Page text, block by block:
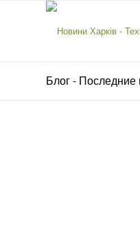
Блог - Последние